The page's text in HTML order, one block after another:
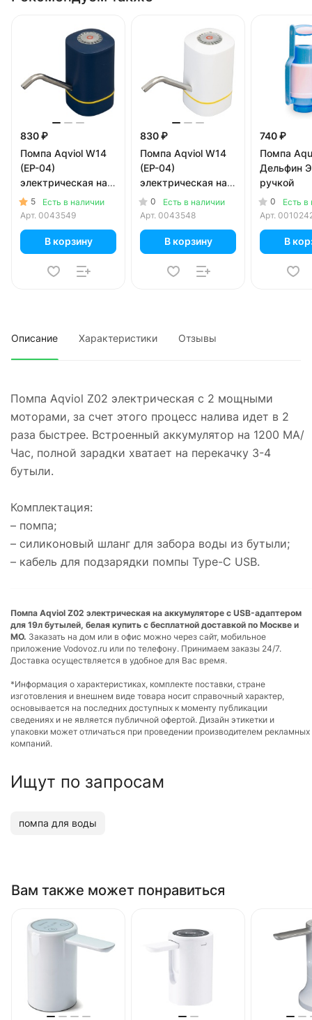
830 ₽
Помпа Aqviol W14
(EP-04)
электрическая на
аккумуляторе с
USB-адаптером
синяя
5
Есть в наличии
Арт. 0043549
В корзину
830 ₽
Помпа Aqviol W14
(EP-04)
электрическая на
аккумуляторе с
USB-адаптером
белая
0
Есть в наличии
Арт. 0043548
В корзину
740 ₽
Помпа
Дельфин
ручкой
0
Есть в
Арт.
В
Описание Характеристики Отзывы
Помпа Aqviol Z02 электрическая c 2 мощными
моторами, за счет этого процесс налива идет в 2
раза быстрее. Встроенный аккумулятор на 1200 МА/
Час, полной зарадки хватает на перекачку 3-4
бутыли.
Комплектация:
– помпа;
– силиконовый шланг для забора воды из бутыли;
– кабель для подзарядки помпы Type-C USB.
Помпа Aqviol Z02 электрическая на аккумуляторе с USB-адаптером
для 19л бутылей, белая купить с бесплатной доставкой по Москве и
МО. Заказать на дом или в офис можно через сайт, мобильное
приложение Vodovoz.ru или по телефону. Принимаем заказы 24/7.
Доставка осуществляется в удобное для Вас время.
*Информация о характеристиках, комплекте поставки, стране
изготовления и внешнем виде товара носит справочный характер,
основывается на последних доступных к моменту публикации
сведениях и не является публичной офертой. Дизайн этикетки и
упаковки может отличаться при проведении производителем рекламных
компаний.
Ищут по запросам
помпа для воды
Вам также может понравиться